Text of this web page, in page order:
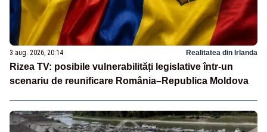
3 aug. 2026, 20:14 Realitatea din Irlanda
Rizea TV: posibile vulnerabilități legislative într-un
scenariu de reunificare România–Republica Moldova